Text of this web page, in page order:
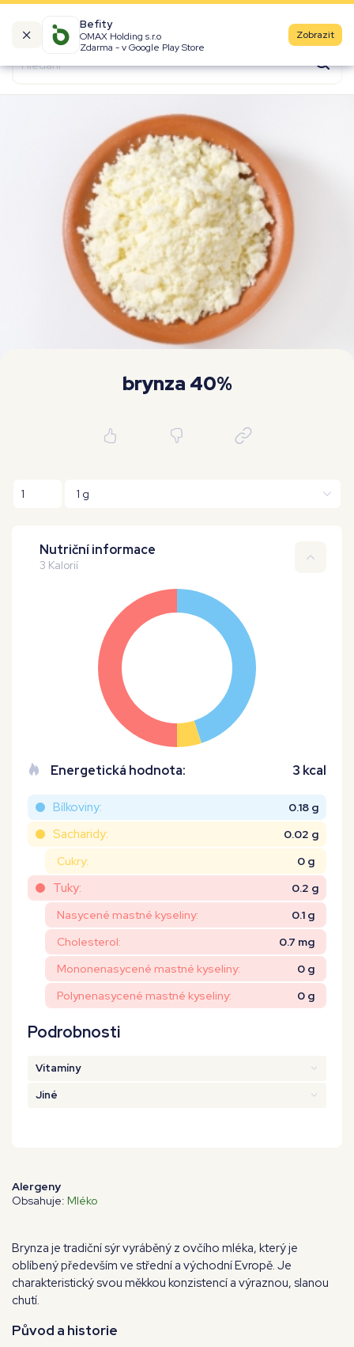
Befity
OMAX Holding s.r.o
Zdarma - v Google Play Store
Zobrazit
Kalorické tabulky
Produkty
Značky
Fast Food
Aktivity
Denní aktivity
Cviky
Workouty Premium
brynza 40%
Nutriční informace
3 Kalorií
Energetická hodnota: 3 kcal
Bílkoviny: 0.18 g
Sacharidy:
0.02 g
Cukry:
0 g
Tuky:
0.2 g
Nasycené mastné kyseliny:
0.1 g
Cholesterol:
0.7 mg
Mononenasycené mastné kyseliny:
0 g
Polynenasycené mastné kyseliny:
0 g
Podrobnosti
Vitamíny
Jiné
Alergeny
Obsahuje: Mléko
Brynza je tradiční sýr vyráběný z ovčího mléka, který je
oblíbený především ve střední a východní Evropě. Je
charakteristický svou měkkou konzistencí a výraznou, slanou
chutí.
Původ a historie